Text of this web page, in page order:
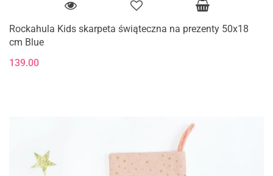
Rockahula Kids skarpeta świąteczna na prezenty 50x18
cm Blue
139.00